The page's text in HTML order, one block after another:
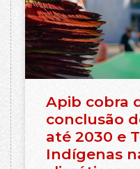
Apib cobra
conclusão
até 2030 e
Indígenas